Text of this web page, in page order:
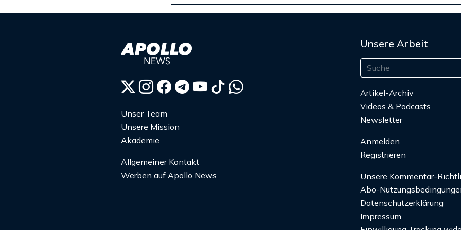
Unser Team
Unsere Mission
Akademie
Allgemeiner Kontakt
Werben auf Apollo News
Unsere Arbeit
Artikel-Archiv
Videos & Podcasts
Newsletter
Anmelden
Registrieren
Unsere Kommentar-
Abo-
Datenschutzerklärung
Impressum